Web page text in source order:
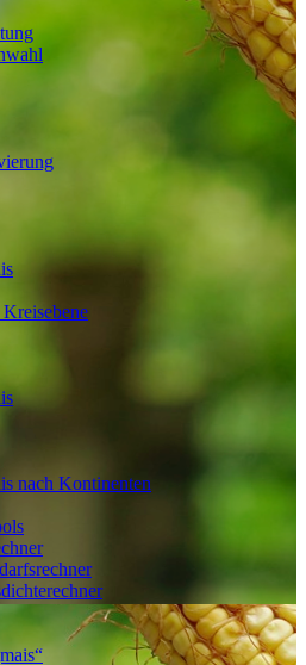
nach Kontinenten